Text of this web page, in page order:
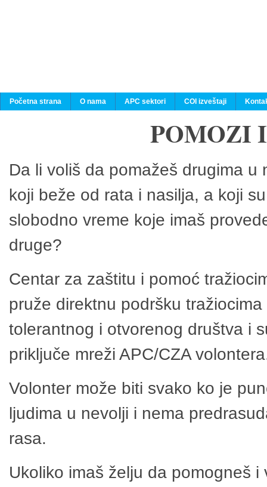
Početna strana O nama APC sektori COI izveštaji
POMOZI
Da li voliš da pomažeš drugima
koji beže od rata i nasilja, a koji
slobodno vreme koje imaš
druge?
Centar za zaštitu i pomoć
pruže direktnu podršku
tolerantnog i otvorenog društva i
priključe mreži APC/CZA
Volonter može biti svako ko je
ljudima u nevolji i nema
rasa.
Ukoliko imaš želju da pomogneš